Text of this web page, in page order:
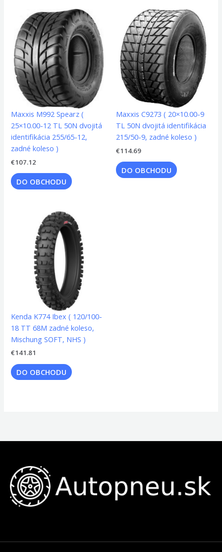
Maxxis M992 Spearz (
25×10.00-12 TL 50N dvojitá
identifikácia 255/65-12,
zadné koleso )
€107.12
DO OBCHODU
Maxxis C9273 ( 20×10.00-9
TL 50N dvojitá identifikácia
215/50-9, zadné koleso )
€114.69
DO OBCHODU
Kenda K774 Ibex ( 120/100-
18 TT 68M zadné koleso,
Mischung SOFT, NHS )
€141.81
DO OBCHODU